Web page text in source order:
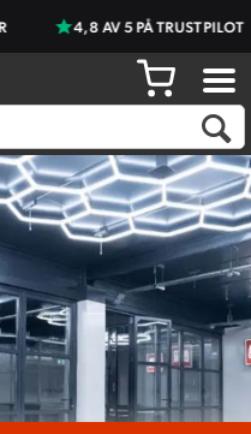
4,8 AV 5 PÅ TRUSTPILOT